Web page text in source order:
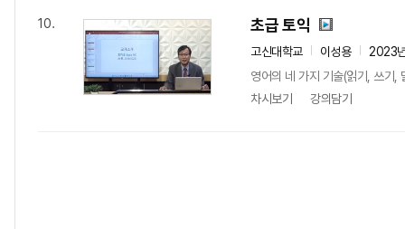
10. 초급 토익
고신대학교 이성용
2023
영어의 네 가지 기술(읽기, 쓰기,
차시보기
강의담기